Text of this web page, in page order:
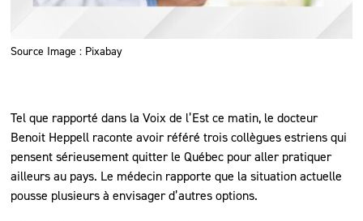
Source Image : Pixabay
Tel que rapporté dans la Voix de l’Est ce matin, le docteur
Benoit Heppell raconte avoir référé trois collègues estriens qui
pensent sérieusement quitter le Québec pour aller pratiquer
ailleurs au pays. Le médecin rapporte que la situation actuelle
pousse plusieurs à envisager d’autres options.